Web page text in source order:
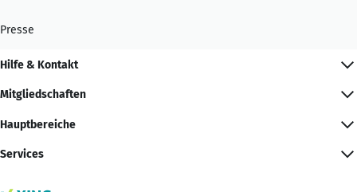
Presse
Hilfe & Kontakt
Mitgliedschaften
Hauptbereiche
Services